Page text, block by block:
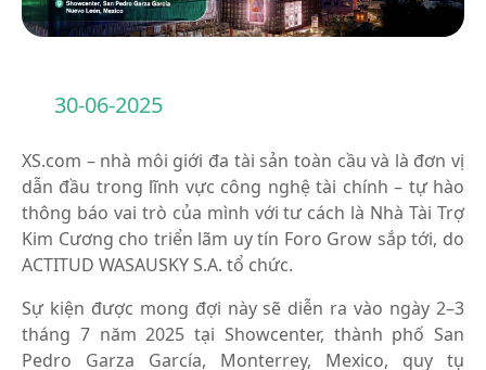
30-06-2025
XS.com – nhà môi giới đa tài sản toàn cầu và là đơn vị
dẫn đầu trong lĩnh vực công nghệ tài chính – tự hào
thông báo vai trò của mình với tư cách là Nhà Tài Trợ
Kim Cương cho triển lãm uy tín Foro Grow sắp tới, do
ACTITUD WASAUSKY S.A. tổ chức.
Sự kiện được mong đợi này sẽ diễn ra vào ngày 2–3
tháng 7 năm 2025 tại Showcenter, thành phố San
Pedro Garza García, Monterrey, Mexico, quy tụ